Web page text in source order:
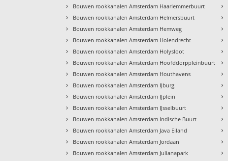
› Bouwen rookkanalen Amsterdam Haarlemmerbuurt
› Bouwen rookkanalen Amsterdam Helmersbuurt
› Bouwen rookkanalen Amsterdam Hemweg
› Bouwen rookkanalen Amsterdam Holendrecht
› Bouwen rookkanalen Amsterdam Holysloot
› Bouwen rookkanalen Amsterdam Hoofddorppleinbuurt
› Bouwen rookkanalen Amsterdam Houthavens
› Bouwen rookkanalen Amsterdam IJburg
› Bouwen rookkanalen Amsterdam IJplein
› Bouwen rookkanalen Amsterdam IJsselbuurt
› Bouwen rookkanalen Amsterdam Indische Buurt
› Bouwen rookkanalen Amsterdam Java Eiland
› Bouwen rookkanalen Amsterdam Jordaan
› Bouwen rookkanalen Amsterdam Julianapark
›
›
›
›
›
›
›
›
›
›
›
›
›
›